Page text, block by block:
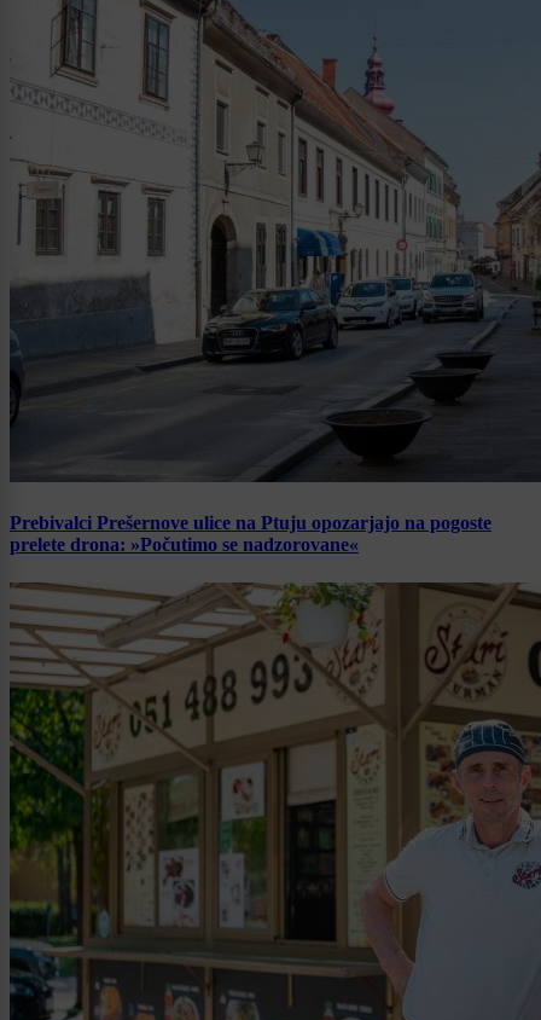
Prebivalci Prešernove ulice na Ptuju opozarjajo na pogoste
prelete drona: »Počutimo se nadzorovane«